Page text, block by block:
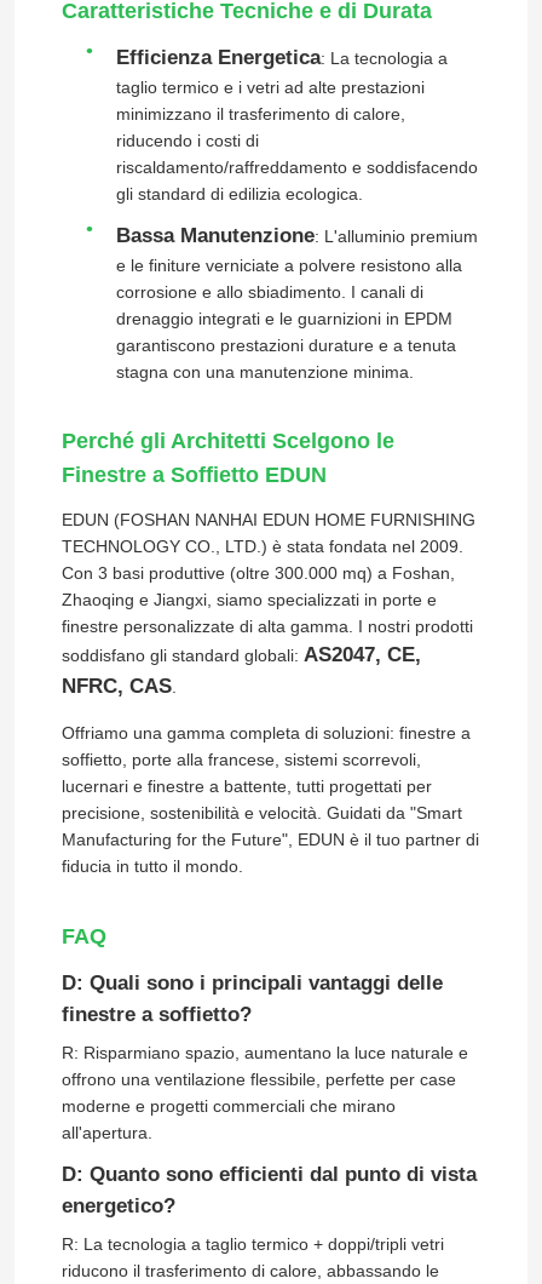
Video
Circa noi
Giro della fabbrica
Controllo di qualità
Contatto Stati Uniti
Studio di caso
Richieda una citazione
porta di alluminio
vetro in alluminio
Caratteristiche Tecniche e di Durata
Efficienza Energetica: La tecnologia a
taglio termico e i vetri ad alte prestazioni
minimizzano il trasferimento di calore,
riducendo i costi di
riscaldamento/raffreddamento e soddisfacendo
gli standard di edilizia ecologica.
Bassa Manutenzione: L'alluminio premium
e le finiture verniciate a polvere resistono alla
corrosione e allo sbiadimento. I canali di
drenaggio integrati e le guarnizioni in EPDM
garantiscono prestazioni durature e a tenuta
stagna con una manutenzione minima.
Perché gli Architetti Scelgono le
Finestre a Soffietto EDUN
EDUN (FOSHAN NANHAI EDUN HOME FURNISHING
TECHNOLOGY CO., LTD.) è stata fondata nel 2009.
Con 3 basi produttive (oltre 300.000 mq) a Foshan,
Zhaoqing e Jiangxi, siamo specializzati in porte e
finestre personalizzate di alta gamma. I nostri prodotti
soddisfano gli standard globali: AS2047, CE,
NFRC, CAS.
Offriamo una gamma completa di soluzioni: finestre a
soffietto, porte alla francese, sistemi scorrevoli,
lucernari e finestre a battente, tutti progettati per
precisione, sostenibilità e velocità. Guidati da "Smart
Manufacturing for the Future", EDUN è il tuo partner di
fiducia in tutto il mondo.
FAQ
D: Quali sono i principali vantaggi delle
finestre a soffietto?
R: Risparmiano spazio, aumentano la luce naturale e
offrono una ventilazione flessibile, perfette per case
moderne e progetti commerciali che mirano
all'apertura.
D: Quanto sono efficienti dal punto di vista
energetico?
R: La tecnologia a taglio termico + doppi/tripli vetri
riducono il trasferimento di calore, abbassando le